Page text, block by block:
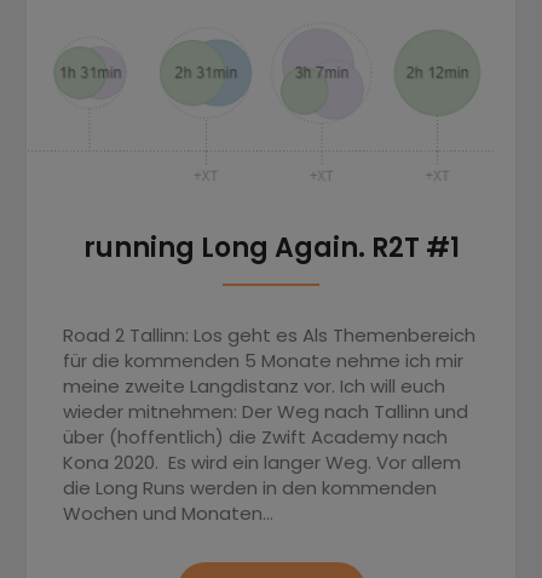
running Long Again. R2T #1
Road 2 Tallinn: Los geht es Als Themenbereich
für die kommenden 5 Monate nehme ich mir
meine zweite Langdistanz vor. Ich will euch
wieder mitnehmen: Der Weg nach Tallinn und
über (hoffentlich) die Zwift Academy nach
Kona 2020. Es wird ein langer Weg. Vor allem
die Long Runs werden in den kommenden
Wochen und Monaten…